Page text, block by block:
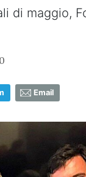
di maggio,
Email